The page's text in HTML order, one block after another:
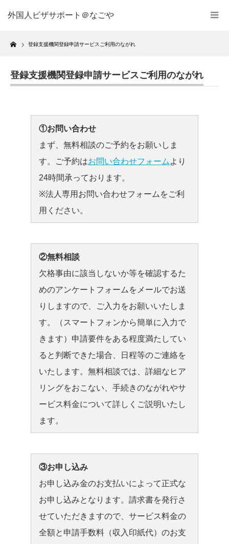
外国人ビザサポート＠なごや
Home
登録支援機関登録申請サービスご利用のながれ
登録支援機関登録申請サービスご利用のながれ
①お問い合わせ
まず、無料相談のご予約をお願いしま
す。ご予約はお問い合わせフォーム より
24時間承っております。
※法人専用お問い合わせフォームをご利
用ください。
②無料相談
欠格事由に該当しないか等を確認するた
めのアンケートフォームをメールでお送
りしますので、ご入力をお願いいたしま
す。（スマートフォンから簡単に入力で
きます）申請要件をある程度満たしてい
ると判断できた場合、日程等のご連絡を
いたします。無料相談では、詳細なヒア
リングをおこない、手続きのながれやサ
ービス料金について詳しくご説明いたし
ます。
③お申し込み
お申し込み金のお支払いによって正式な
お申し込みとなります。請求書を発行さ
せていただきますので、サービス料金の
全額と申請手数料（収入印紙代）のお支